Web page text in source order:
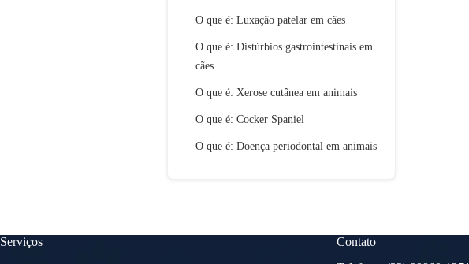
O que é: Luxação patelar em cães
O que é: Distúrbios gastrointestinais em
cães
O que é: Xerose cutânea em animais
O que é: Cocker Spaniel
O que é: Doença periodontal em animais
Serviços
Contato